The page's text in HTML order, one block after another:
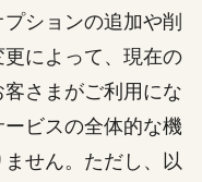
ションの追加や削
によって、現在の
さまがご利用にな
ビスの全体的な機
せん。ただし、以